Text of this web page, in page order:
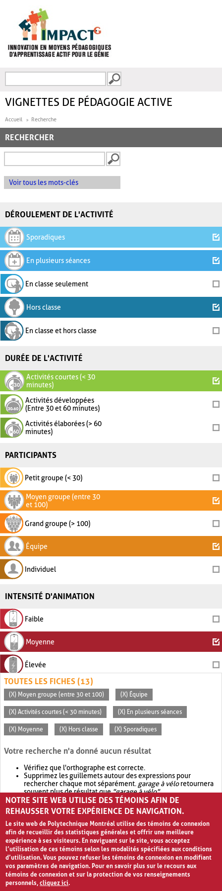
FORMULAIRE DE
VIGNETTES DE PÉDAGOGIE ACTIVE
Accueil Recherche
RECHERCHER
Voir tous les mots-clés
DÉROULEMENT DE L'ACTIVITÉ
Sporadiques
En plusieurs séances
En classe seulement
Hors classe
En classe et hors classe
DURÉE DE L'ACTIVITÉ
Activités courtes (< 30
minutes)
Activités développées
(Entre 30 et 60 minutes)
Activités élaborées (> 60
minutes)
PARTICIPANTS
Petit groupe (< 30)
Moyen groupe (entre 30
et 100)
Grand groupe (> 100)
Équipe
Individuel
INTENSITÉ D'ANIMATION
Faible
Moyenne
Élevée
TOUTES LES FICHES (13)
(X) Moyen groupe (entre 30 et 100) (X) Équipe
(X) Activités courtes (< 30 minutes) (X) En plusieurs séances
(X) Moyenne (X) Hors classe (X) Sporadiques
Votre recherche n'a donné aucun résultat
Vérifiez que l'orthographe est correcte.
Supprimez les guillemets autour des expressions pour
rechercher chaque mot séparément. garage à véloretournera
souvent plus de résultat que"garage à vélo".
Envisagez d'élargir votre recherche avec OR.garage OR vélo
retournera souvent plus de résultat quegarage à vélo
NOTRE SITE WEB UTILISE DES TÉMOINS AFIN DE
REHAUSSER VOTRE EXPÉRIENCE DE NAVIGATION.
Le site web de Polytechnique Montréal utilise des témoins de connexion
afin de recueillir des statistiques générales et offrir une meilleure
expérience à ses visiteurs. En naviguant sur le site, vous acceptez
l’utilisation de ces témoins selon les modalités spécifiées aux conditions
d’utilisation. Vous pouvez refuser les témoins de connexion en modifiant
vos paramètres de navigation. Pour en savoir plus sur le recours aux
témoins de connexion et sur la protection de vos renseignements
personnels,cliquez ici.